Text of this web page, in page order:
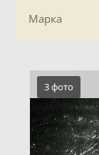
Марка
3 фото